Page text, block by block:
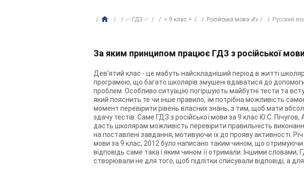
✅ ГДЗ ✅ ⚡ 9 клас ⚡ Російська мова ✍ Русский
За яким принципом працює ГДЗ з російської
Дев'ятий клас - це мабуть найскладніший період в житті
програмою, що багато школярів змушені вдаватися до допомоги
проблем. Особливо ситуацію погіршують майбутні тести та
який пояснить те чи інше правило, їм потрібна можливість
момент перевірити рівень власних знань, з тим, щоб мати
здачу тестів. Саме ГДЗ з російської мови за 9 клас Ю.С.
дасть школярам можливість перевірити правильність
на поставлені завдання, мотивуючи їх до прояву активності.
мови за 9 клас, 2012 було написано таким чином, що
відповідь саме така і яким чином її отримали. Іншими
створювали не для того, щоб підлітки списували відповіді, а